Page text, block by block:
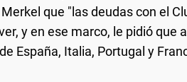
que "las deudas con el
y en ese marco, le pidió que
España, Italia, Portugal y